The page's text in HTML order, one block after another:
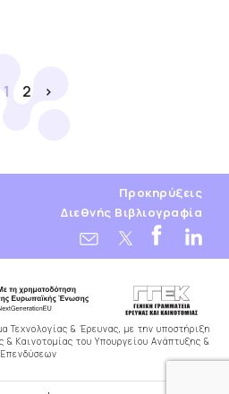
1 2 >
Προκηρύξεις
Διεθνής Βιβλιογραφία
Τεχνολογίας & Έρευνας, με την υποστήριξη
& Καινοτομίας του Υπουργείου Ανάπτυξης &
Επενδύσεων